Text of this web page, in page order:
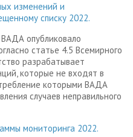
изменений и
списку 2022.
опубликовало
статье 4.5 Всемирного
разрабатывает
которые не входят в
которыми ВАДА
случаев неправильного
мониторинга 2022.